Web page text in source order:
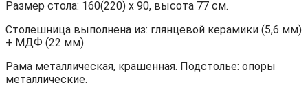
Размер стола: 160(220) х 90, высота 77 см.
Столешница выполнена из: глянцевой керамики (5,6 мм)
+ МДФ (22 мм).
Рама металлическая, крашенная. Подстолье: опоры
металлические.